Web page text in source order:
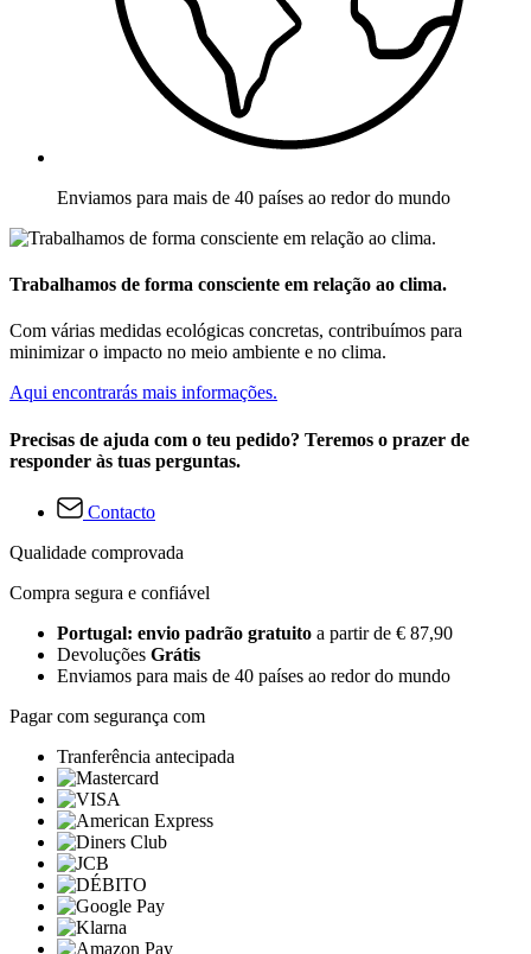
Enviamos para mais de 40 países ao redor do mundo
Trabalhamos de forma consciente em relação ao clima.
Com várias medidas ecológicas concretas, contribuímos para
minimizar o impacto no meio ambiente e no clima.
Aqui encontrarás mais informações.
Precisas de ajuda com o teu pedido? Teremos o prazer de
responder às tuas perguntas.
Contacto
Qualidade comprovada
Compra segura e confiável
Portugal: envio padrão gratuito a partir de € 87,90
Devoluções Grátis
Enviamos para mais de 40 países ao redor do mundo
Pagar com segurança com
Tranferência antecipada